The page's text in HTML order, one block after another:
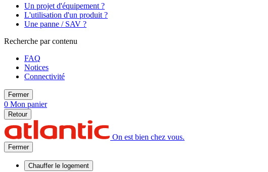
Un projet d'équipement ?
L'utilisation d'un produit ?
Une panne / SAV ?
Recherche par contenu
FAQ
Notices
Connectivité
Fermer
0 Mon panier
Retour
On est bien chez vous.
Fermer
Chauffer le logement